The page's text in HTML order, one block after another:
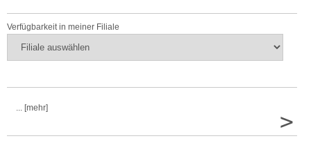
Verfügbarkeit in meiner Filiale
... [mehr]
>